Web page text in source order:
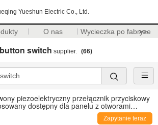
Yueshun Electric Co., Ltd.
O nas Wycieczka po fabryce
>>
switch supplier. (66)
piezoelektryczny przełącznik przyciskowy
dostępny dla panelu z otworami
Zapytanie teraz